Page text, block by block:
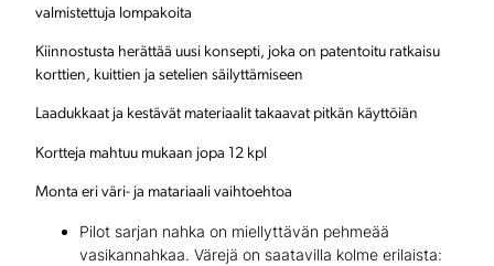
a
k
valmistettuja lompakoita
Kiinnostusta herättää uusi konsepti, joka on patentoitu ratkaisu
korttien, kuittien ja setelien säilyttämiseen
Laadukkaat ja kestävät materiaalit takaavat pitkän käyttöiän
Kortteja mahtuu mukaan jopa 12 kpl
Monta eri väri- ja matariaali vaihtoehtoa
Pilot sarjan nahka on miellyttävän pehmeää
vasikannahkaa. Värejä on saatavilla kolme erilaista: